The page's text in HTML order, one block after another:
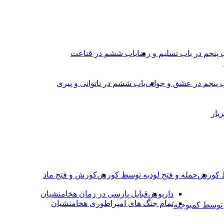
پنجم در باب تسلیم و رضاباب ششم در قناعت
پنجم در عشق و جوانىباب ششم در ناتوانى و پیرى
کورشحمله و فتح لودیه توسط کورشکورش و فتح ماد
کمبوجیه
داریوشقبایل پارسی در زمان هخامنشیان
تمام جنگ های امپراطوری هخامنشیان